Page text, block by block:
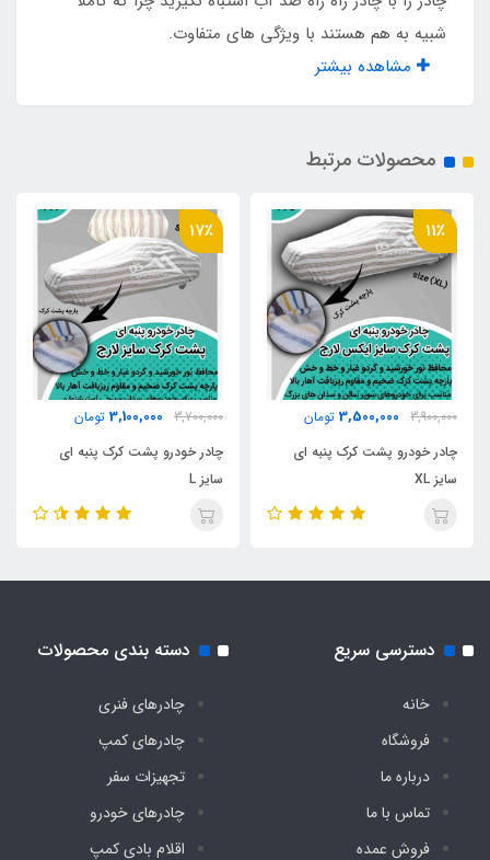
دارد
دارد
شبیه به هم هستند با ویژگی های متفاوت.
مشاهده بیشتر
محصولات مرتبط
11٪
3,900,000
3,500,000 تومان
چادر خودرو پشت کرک پنبه ای
سایز XL
17٪
3,700,000
3,100,000 تومان
چادر خودرو پشت کرک پنبه ای
سایز L
دسترسی سریع
خانه
فروشگاه
درباره ما
تماس با ما
فروش عمده
دسته بندی محصولات
چادرهای فنری
چادرهای کمپ
تجهیزات سفر
چادرهای خودرو
اقلام بادی کمپ